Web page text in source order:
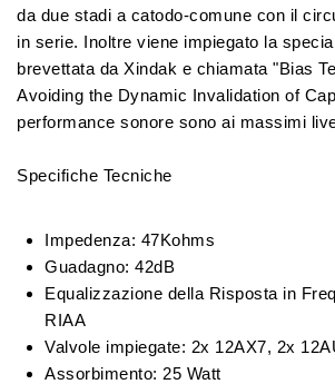
da due stadi a catodo-comune con il
in serie. Inoltre viene impiegato la
brevettata da Xindak e chiamata "Bias
Avoiding the Dynamic Invalidation of
performance sonore sono ai massimi
Specifiche Tecniche
Impedenza: 47Kohms
Guadagno: 42dB
Equalizzazione della Risposta in
RIAA
Valvole impiegate: 2x 12AX7, 2x
Assorbimento: 25 Watt